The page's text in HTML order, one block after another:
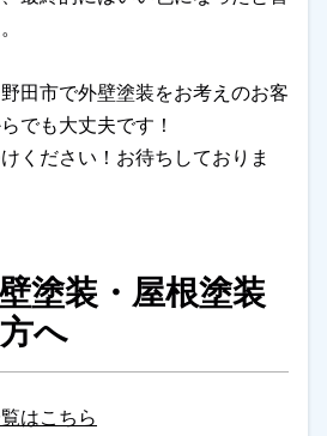
田市で外壁塗装をお考えのお客
でも大丈夫です！
ください！お待ちしておりま
塗装・屋根塗装
へ
はこちら